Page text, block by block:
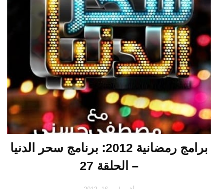
برامج رمضانية 2012: برنامج سحر الدنيا
– الحلقة 27